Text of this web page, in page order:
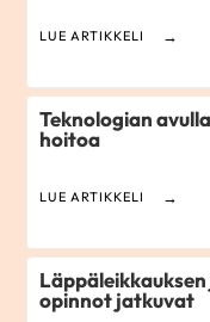
LUE ARTIKKELI
Teknologian
hoitoa
LUE ARTIKKELI
opinnot jatkuvat